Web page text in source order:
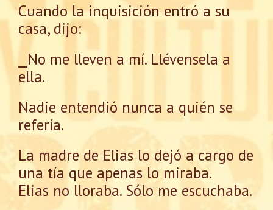
Cuando la inquisición entró a su
casa, dijo:
⎯No me lleven a mí. Llévensela a
ella.
Nadie entendió nunca a quién se
refería.
La madre de Elias lo dejó a cargo de
una tía que apenas lo miraba.
Elias no lloraba. Sólo me escuchaba.